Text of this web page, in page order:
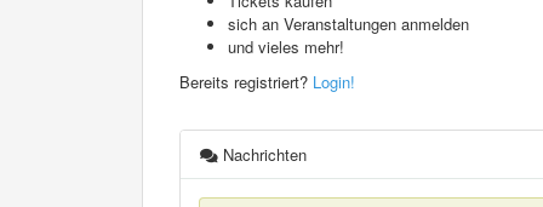
sich an Veranstaltungen anmelden
und vieles mehr!
Bereits registriert? Login!
Nachrichten